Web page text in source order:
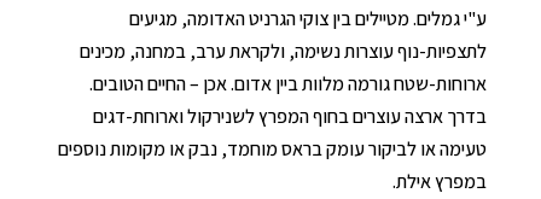
ע"י גמלים. מטיילים בין צוקי הגרניט האדומה, מגיעים
לתצפיות-נוף עוצרות נשימה, ולקראת ערב, במחנה, מכינים
ארוחות-שטח גורמה מלוות ביין אדום. אכן – החיים הטובים.
בדרך ארצה עוצרים בחוף המפרץ לשנירקול וארוחת-דגים
טעימה או לביקור עומק בראס מוחמד, נבק או מקומות נוספים
במפרץ אילת.